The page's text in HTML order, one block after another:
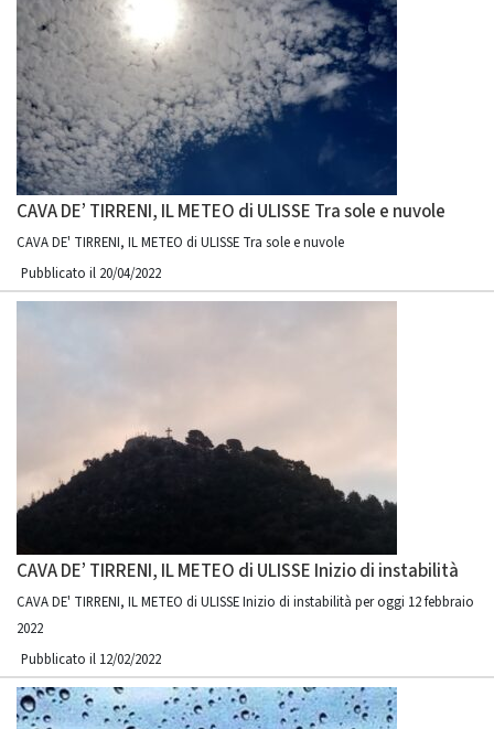
CAVA DE’ TIRRENI, IL METEO di ULISSE Tra sole e nuvole
CAVA DE' TIRRENI, IL METEO di ULISSE Tra sole e nuvole
Pubblicato il 20/04/2022
CAVA DE’ TIRRENI, IL METEO di ULISSE Inizio di instabilità
CAVA DE' TIRRENI, IL METEO di ULISSE Inizio di instabilità per oggi 12 febbraio
2022
Pubblicato il 12/02/2022